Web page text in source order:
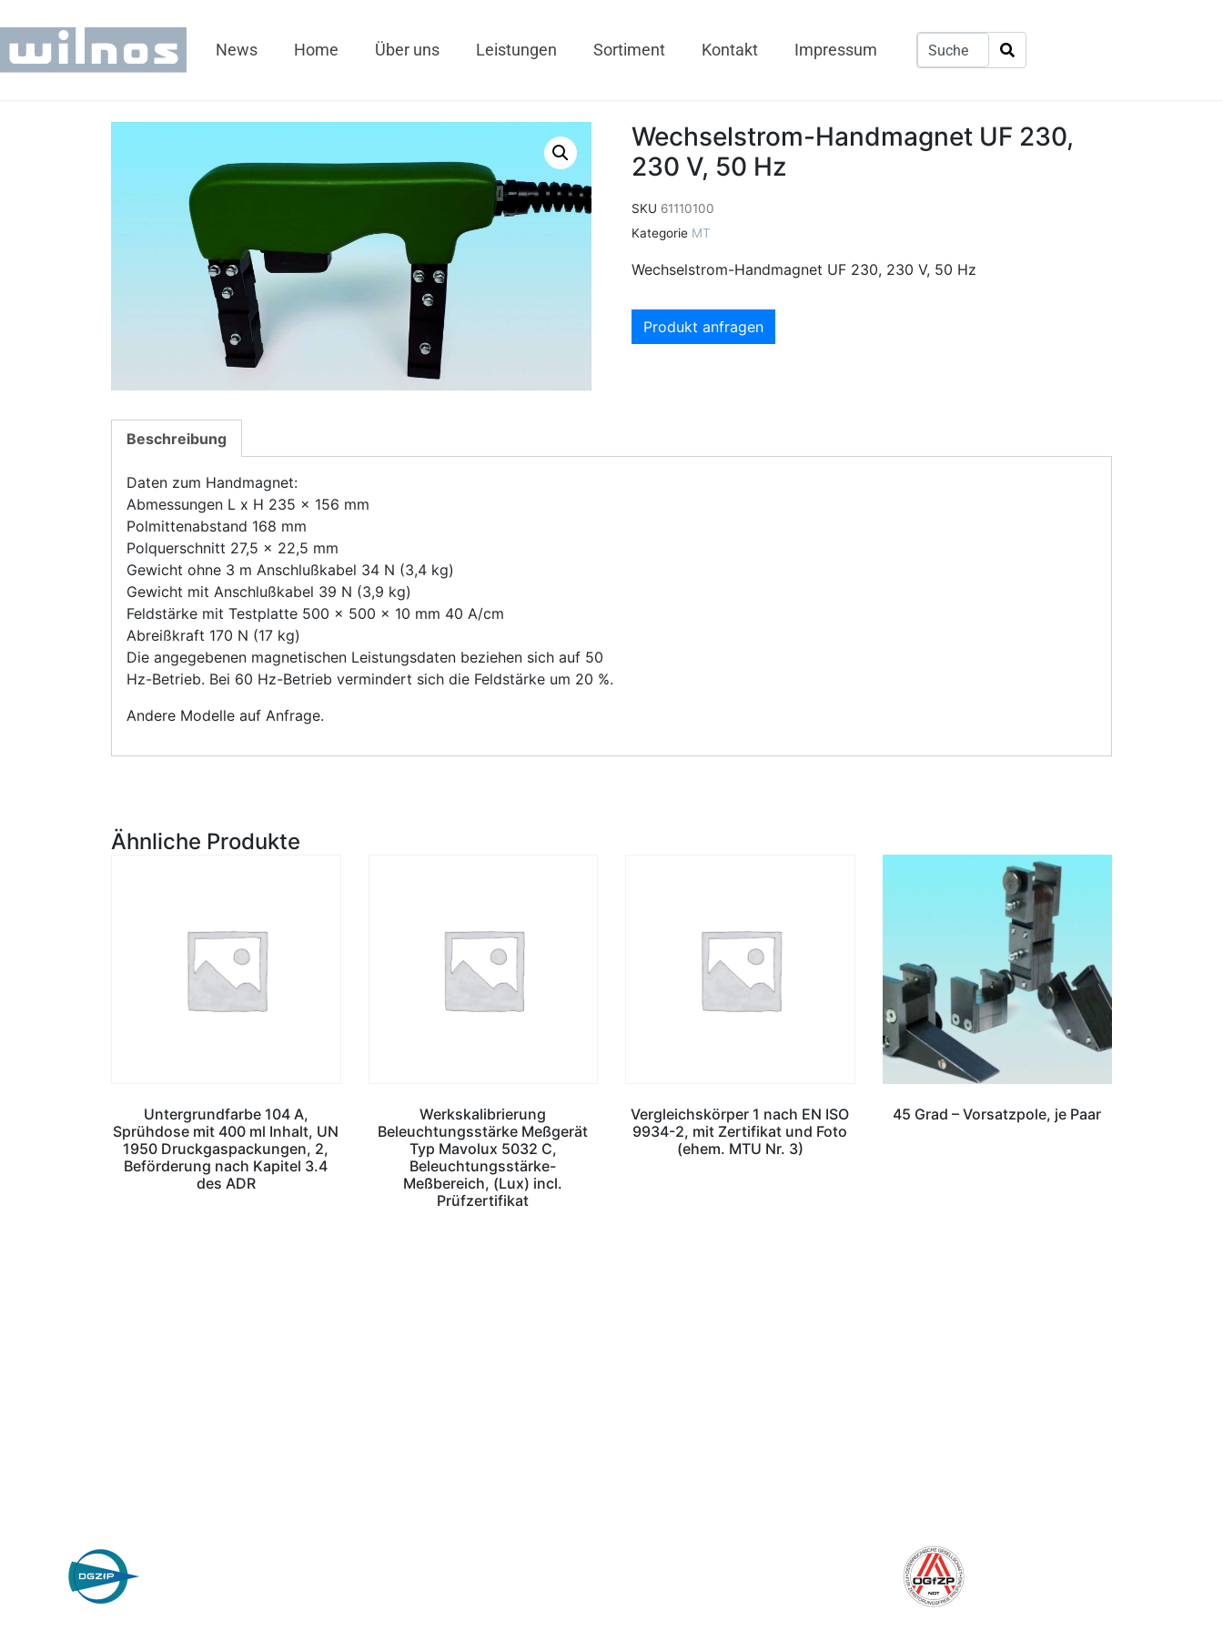
News Home Über uns Leistungen Sortiment Kontakt Impressum
Wechselstrom-Handmagnet UF 230,
230 V, 50 Hz
SKU 61110100
Kategorie MT
Wechselstrom-Handmagnet UF 230, 230 V, 50 Hz
Produkt anfragen
Beschreibung
Daten zum Handmagnet:
Abmessungen L x H 235 x 156 mm
Polmittenabstand 168 mm
Polquerschnitt 27,5 x 22,5 mm
Gewicht ohne 3 m Anschlußkabel 34 N (3,4 kg)
Gewicht mit Anschlußkabel 39 N (3,9 kg)
Feldstärke mit Testplatte 500 x 500 x 10 mm 40 A/cm
Abreißkraft 170 N (17 kg)
Die angegebenen magnetischen Leistungsdaten beziehen sich auf 50
Hz-Betrieb. Bei 60 Hz-Betrieb vermindert sich die Feldstärke um 20 %.
Andere Modelle auf Anfrage.
Ähnliche Produkte
Untergrundfarbe 104 A,
Sprühdose mit 400 ml Inhalt, UN
1950 Druckgaspackungen, 2,
Beförderung nach Kapitel 3.4
des ADR
Werkskalibrierung
Beleuchtungsstärke Meßgerät
Typ Mavolux 5032 C,
Beleuchtungsstärke-
Meßbereich, (Lux) incl.
Prüfzertifikat
Vergleichskörper 1 nach EN ISO
9934-2, mit Zertifikat und Foto
(ehem. MTU Nr. 3)
45 Grad – Vorsatzpole, je Paar